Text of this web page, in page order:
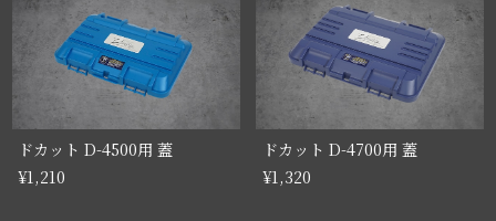
ドカット D-4500用 蓋
¥1,210
ドカット D-4700用 蓋
¥1,320